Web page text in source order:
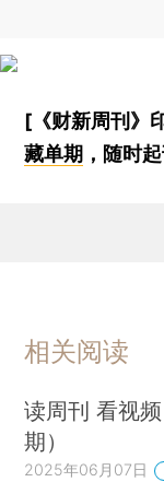
[《财新周刊》
藏单期 ，随时
相关阅读
读周刊 看视
期）
2025年06月07日